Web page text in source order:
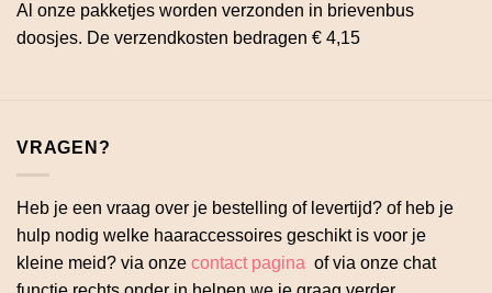
Al onze pakketjes worden verzonden in brievenbus
doosjes. De verzendkosten bedragen € 4,15
VRAGEN?
Heb je een vraag over je bestelling of levertijd? of heb je
hulp nodig welke haaraccessoires geschikt is voor je
kleine meid? via onze contact pagina of via onze chat